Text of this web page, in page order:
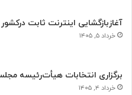
آغازبازگشایی اینترنت ثابت درکشور
خرداد ۵, ۱۴۰۵
برگزاری انتخابات هیأت‌رئیسه
خرداد ۴, ۱۴۰۵